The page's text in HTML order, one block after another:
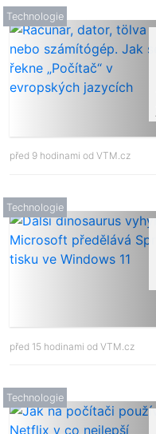
Technologie
před 9 hodinami od VTM.cz
Technologie
před 15 hodinami od VTM.cz
Technologie